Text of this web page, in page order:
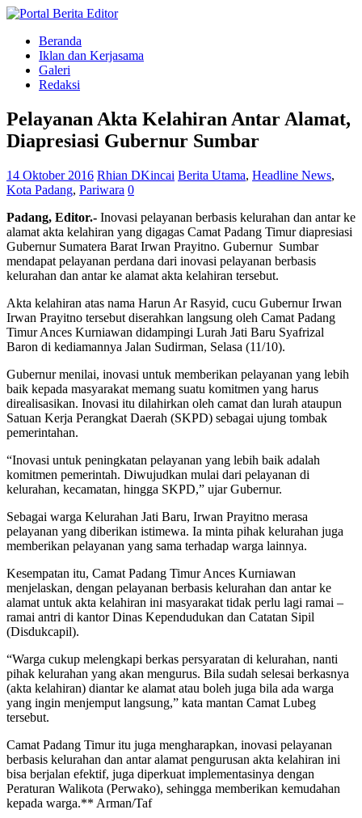
Beranda
Iklan dan Kerjasama
Galeri
Redaksi
Pelayanan Akta Kelahiran Antar Alamat,
Diapresiasi Gubernur Sumbar
14 Oktober 2016 Rhian DKincai Berita Utama, Headline News,
Kota Padang, Pariwara 0
Padang, Editor.- Inovasi pelayanan berbasis kelurahan dan antar ke
alamat akta kelahiran yang digagas Camat Padang Timur diapresiasi
Gubernur Sumatera Barat Irwan Prayitno. Gubernur Sumbar
mendapat pelayanan perdana dari inovasi pelayanan berbasis
kelurahan dan antar ke alamat akta kelahiran tersebut.
Akta kelahiran atas nama Harun Ar Rasyid, cucu Gubernur Irwan
Irwan Prayitno tersebut diserahkan langsung oleh Camat Padang
Timur Ances Kurniawan didampingi Lurah Jati Baru Syafrizal
Baron di kediamannya Jalan Sudirman, Selasa (11/10).
Gubernur menilai, inovasi untuk memberikan pelayanan yang lebih
baik kepada masyarakat memang suatu komitmen yang harus
direalisasikan. Inovasi itu dilahirkan oleh camat dan lurah ataupun
Satuan Kerja Perangkat Daerah (SKPD) sebagai ujung tombak
pemerintahan.
“Inovasi untuk peningkatan pelayanan yang lebih baik adalah
komitmen pemerintah. Diwujudkan mulai dari pelayanan di
kelurahan, kecamatan, hingga SKPD,” ujar Gubernur.
Sebagai warga Kelurahan Jati Baru, Irwan Prayitno merasa
pelayanan yang diberikan istimewa. Ia minta pihak kelurahan juga
memberikan pelayanan yang sama terhadap warga lainnya.
Kesempatan itu, Camat Padang Timur Ances Kurniawan
menjelaskan, dengan pelayanan berbasis kelurahan dan antar ke
alamat untuk akta kelahiran ini masyarakat tidak perlu lagi ramai –
ramai antri di kantor Dinas Kependudukan dan Catatan Sipil
(Disdukcapil).
“Warga cukup melengkapi berkas persyaratan di kelurahan, nanti
pihak kelurahan yang akan mengurus. Bila sudah selesai berkasnya
(akta kelahiran) diantar ke alamat atau boleh juga bila ada warga
yang ingin menjemput langsung,” kata mantan Camat Lubeg
tersebut.
Camat Padang Timur itu juga mengharapkan, inovasi pelayanan
berbasis kelurahan dan antar alamat pengurusan akta kelahiran ini
bisa berjalan efektif, juga diperkuat implementasinya dengan
Peraturan Walikota (Perwako), sehingga memberikan kemudahan
kepada warga.** Arman/Taf